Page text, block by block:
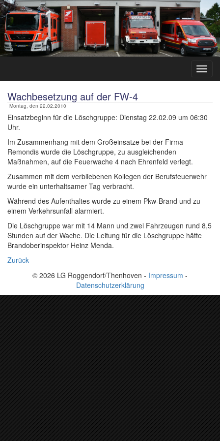
Wachbesetzung auf der FW-4
Montag, den 22.02.2010
Einsatzbeginn für die Löschgruppe: Dienstag 22.02.09 um 06:30
Uhr.
Im Zusammenhang mit dem Großeinsatze bei der Firma
Remondis wurde die Löschgruppe, zu ausgleichenden
Maßnahmen, auf die Feuerwache 4 nach Ehrenfeld verlegt.
Zusammen mit dem verbliebenen Kollegen der Berufsfeuerwehr
wurde ein unterhaltsamer Tag verbracht.
Während des Aufenthaltes wurde zu einem Pkw-Brand und zu
einem Verkehrsunfall alarmiert.
Die Löschgruppe war mit 14 Mann und zwei Fahrzeugen rund 8,5
Stunden auf der Wache. Die Leitung für die Löschgruppe hätte
Brandoberinspektor Heinz Menda.
Zurück
© 2026 LG Roggendorf/Thenhoven - Impressum -
Datenschutzerklärung